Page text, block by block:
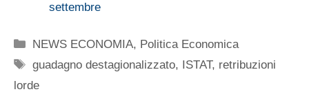
settembre
Categorie
NEWS ECONOMIA, Politica Economica
Tag
guadagno destagionalizzato, ISTAT, retribuzioni
lorde